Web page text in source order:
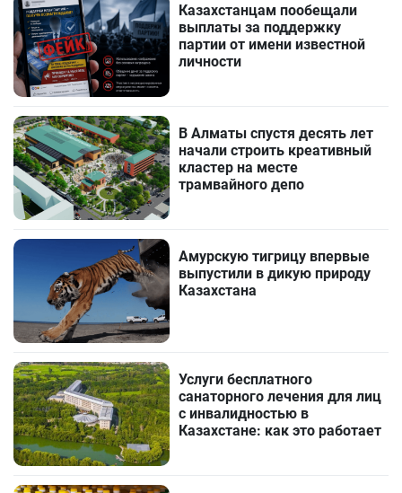
Казахстанцам пообещали
выплаты за поддержку
партии от имени известной
личности
В Алматы спустя десять лет
начали строить креативный
кластер на месте
трамвайного депо
Амурскую тигрицу впервые
выпустили в дикую природу
Казахстана
Услуги бесплатного
санаторного лечения для лиц
с инвалидностью в
Казахстане: как это работает